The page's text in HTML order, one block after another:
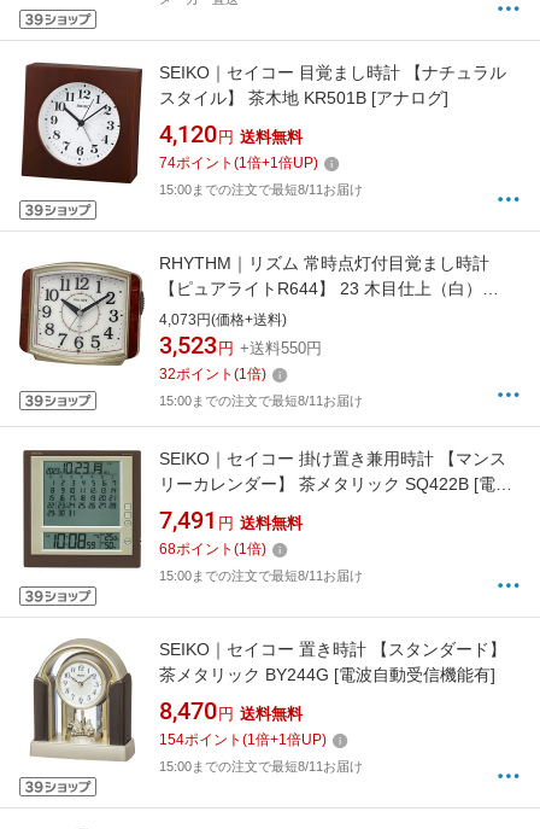
SEIKO｜セイコー 目覚まし時計 【ナチュラル
スタイル】 茶木地 KR501B [アナログ]
4,120 円 送料無料
74ポイント (1倍+1倍UP)
15:00までの注文で最短8/11お届け
RHYTHM｜リズム 常時点灯付目覚まし時計
【ピュアライトR644】 23 木目仕上（白）
8RE644SR23 [アナログ]
4,073円(価格+送料)
3,523 円 +送料550円
32ポイント (1倍)
15:00までの注文で最短8/11お届け
SEIKO｜セイコー 掛け置き兼用時計 【マンス
リーカレンダー】 茶メタリック SQ422B [電波
自動受信機能有]
7,491 円 送料無料
68ポイント (1倍)
15:00までの注文で最短8/11お届け
SEIKO｜セイコー 置き時計 【スタンダード】
茶メタリック BY244G [電波自動受信機能有]
8,470 円 送料無料
154ポイント (1倍+1倍UP)
15:00までの注文で最短8/11お届け